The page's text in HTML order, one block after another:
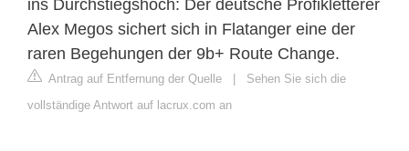
ins Durchstiegshoch: Der deutsche Profikletterer
Alex Megos sichert sich in Flatanger eine der
raren Begehungen der 9b+ Route Change.
Antrag auf Entfernung der Quelle | Sehen Sie sich die
vollständige Antwort auf lacrux.com an